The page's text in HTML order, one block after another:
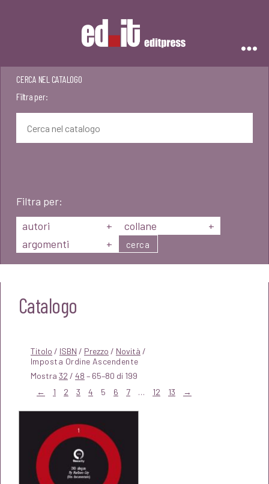
CERCA NEL CATALOGO
Filtra per:
Filtra per:
autori
+ collane
+
argomenti
+ cerca
Catalogo
Titolo / ISBN / Prezzo / Novità /
Mostra 32 / 48 – 65–80 di 199
←
1 2 3 4 5 6 7 … 12 13 →